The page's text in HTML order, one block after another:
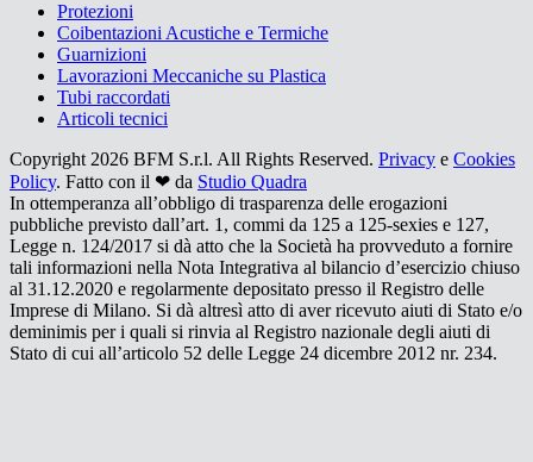
Protezioni
Coibentazioni Acustiche e Termiche
Guarnizioni
Lavorazioni Meccaniche su Plastica
Tubi raccordati
Articoli tecnici
Copyright 2026 BFM S.r.l. All Rights Reserved. Privacy e Cookies
Policy. Fatto con il ❤ da Studio Quadra
In ottemperanza all’obbligo di trasparenza delle erogazioni
pubbliche previsto dall’art. 1, commi da 125 a 125-sexies e 127,
Legge n. 124/2017 si dà atto che la Società ha provveduto a fornire
tali informazioni nella Nota Integrativa al bilancio d’esercizio chiuso
al 31.12.2020 e regolarmente depositato presso il Registro delle
Imprese di Milano. Si dà altresì atto di aver ricevuto aiuti di Stato e/o
deminimis per i quali si rinvia al Registro nazionale degli aiuti di
Stato di cui all’articolo 52 delle Legge 24 dicembre 2012 nr. 234.